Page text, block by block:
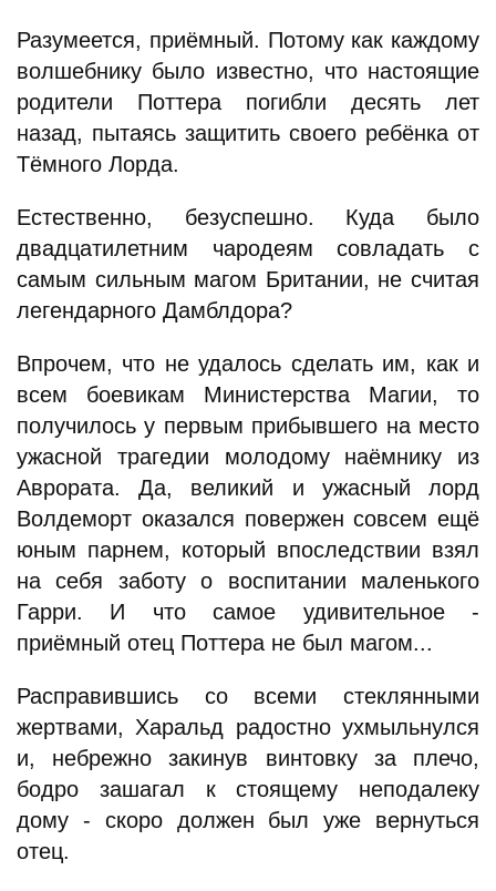
Разумеется, приёмный. Потому как каждому
волшебнику было известно, что настоящие
родители Поттера погибли десять лет
назад, пытаясь защитить своего ребёнка от
Тёмного Лорда.
Естественно, безуспешно. Куда было
двадцатилетним чародеям совладать с
самым сильным магом Британии, не считая
легендарного Дамблдора?
Впрочем, что не удалось сделать им, как и
всем боевикам Министерства Магии, то
получилось у первым прибывшего на место
ужасной трагедии молодому наёмнику из
Аврората. Да, великий и ужасный лорд
Волдеморт оказался повержен совсем ещё
юным парнем, который впоследствии взял
на себя заботу о воспитании маленького
Гарри. И что самое удивительное -
приёмный отец Поттера не был магом...
Расправившись со всеми стеклянными
жертвами, Харальд радостно ухмыльнулся
и, небрежно закинув винтовку за плечо,
бодро зашагал к стоящему неподалеку
дому - скоро должен был уже вернуться
отец.